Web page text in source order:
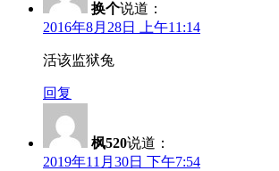
换个说道：
2016年8月28日 上午11:14
活该监狱兔
回复
枫520说道：
2019年11月30日 下午7:54